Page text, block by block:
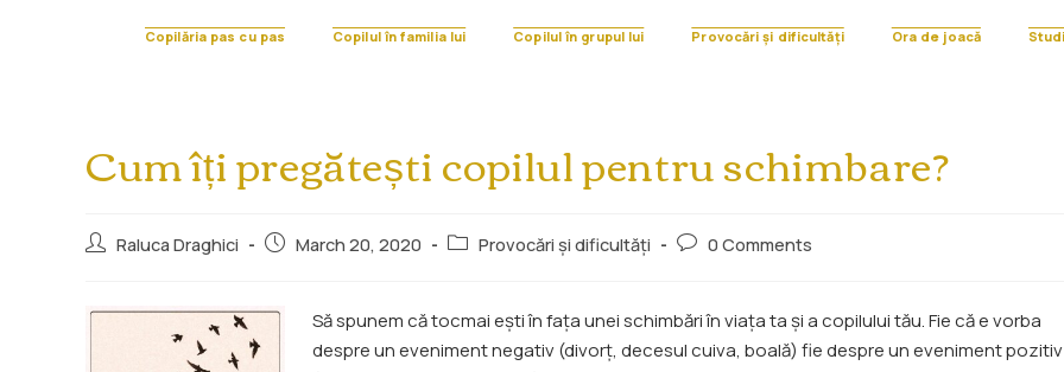
Copilăria pas cu pas Copilul în familia lui Copilul în grupul lui Provocări și dificultăți Ora de joacă
Cum îți pregătești copilul pentru schimbare?
Raluca Draghici March 20, 2020 Provocări și dificultăți 0 Comments
Să spunem că tocmai ești în fața unei schimbări în viața ta și a copilului tău. Fie că e vorba
despre un eveniment negativ (divorț, decesul cuiva, boală) fie despre un eveniment pozitiv